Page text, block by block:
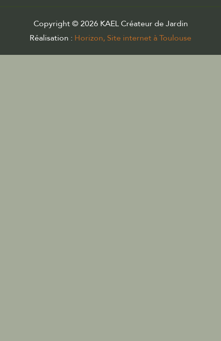
Copyright © 2026 KAEL Créateur de Jardin
Réalisation : Horizon, Site internet à Toulouse